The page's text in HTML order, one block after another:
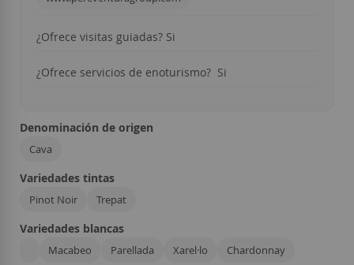
¿Ofrece visitas guiadas? Si
¿Ofrece servicios de enoturismo? Si
Denominación de origen
Cava
Variedades tintas
Pinot Noir Trepat
Variedades blancas
Macabeo Parellada Xarel·lo Chardonnay